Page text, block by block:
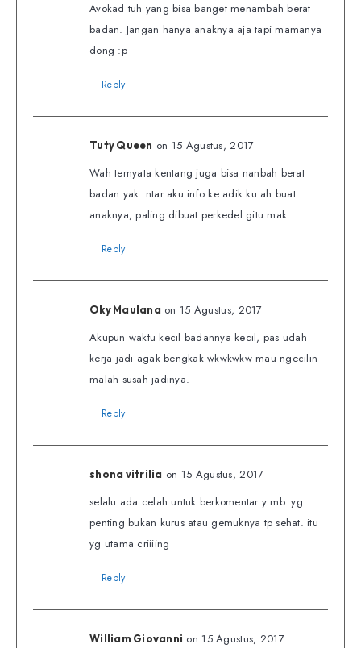
Avokad tuh yang bisa banget menambah berat
badan. Jangan hanya anaknya aja tapi mamanya
dong :p
Reply
Tuty Queen on 15 Agustus, 2017
Wah ternyata kentang juga bisa nanbah berat
badan yak..ntar aku info ke adik ku ah buat
anaknya, paling dibuat perkedel gitu mak.
Reply
Oky Maulana on 15 Agustus, 2017
Akupun waktu kecil badannya kecil, pas udah
kerja jadi agak bengkak wkwkwkw mau ngecilin
malah susah jadinya.
Reply
shona vitrilia on 15 Agustus, 2017
selalu ada celah untuk berkomentar y mb. yg
penting bukan kurus atau gemuknya tp sehat. itu
yg utama criiiing
Reply
William Giovanni on 15 Agustus, 2017